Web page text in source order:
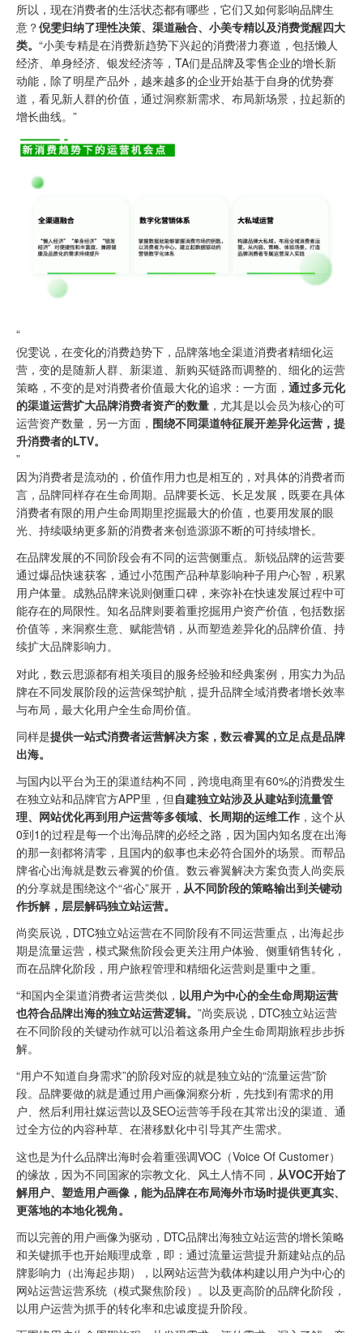
所以，现在消费者的生活状态都有哪些，它们又如何影响品牌生
意？倪雯归纳了理性决策、渠道融合、小美专精以及消费觉醒四大
类。 “小美专精是在消费新趋势下兴起的消费潜力赛道，包括懒人
经济、单身经济、银发经济等，TA们是品牌及零售企业的增长新
动能，除了明星产品外，越来越多的企业开始基于自身的优势赛
道，看见新人群的价值，通过洞察新需求、布局新场景，拉起新的
增长曲线。”
“
倪雯说，在变化的消费趋势下，品牌落地全渠道消费者精细化运
营，变的是随新人群、新渠道、新购买链路而调整的、细化的运营
策略，不变的是对消费者价值最大化的追求：一方面， 通过多元化
的渠道运营扩大品牌消费者资产的数量 ，尤其是以会员为核心的可
运营资产数量，另一方面， 围绕不同渠道特征展开差异化运营，提
升消费者的LTV。
”
因为消费者是流动的，价值作用力也是相互的，对具体的消费者而
言，品牌同样存在生命周期。品牌要长远、长足发展，既要在具体
消费者有限的用户生命周期里挖掘最大的价值，也要用发展的眼
光、持续吸纳更多新的消费者来创造源源不断的可持续增长。
在品牌发展的不同阶段会有不同的运营侧重点。新锐品牌的运营要
通过爆品快速获客，通过小范围产品种草影响种子用户心智，积累
用户体量。成熟品牌来说则侧重口碑，来弥补在快速发展过程中可
能存在的局限性。知名品牌则要着重挖掘用户资产价值，包括数据
价值等，来洞察生意、赋能营销，从而塑造差异化的品牌价值、持
续扩大品牌影响力。
对此，数云思源都有相关项目的服务经验和经典案例，用实力为品
牌在不同发展阶段的运营保驾护航，提升品牌全域消费者增长效率
与布局，最大化用户全生命周价值。
同样是提供一站式消费者运营解决方案，数云睿翼的立足点是品牌
出海。
与国内以平台为王的渠道结构不同，跨境电商里有60%的消费发生
在独立站和品牌官方APP里，但自建独立站涉及从建站到流量管
理、网站优化再到用户运营等多领域、长周期的运维工作 ，这个从
0到1的过程是每一个出海品牌的必经之路，因为国内知名度在出海
的那一刻都将清零，且国内的叙事也未必符合国外的场景。而帮品
牌省心出海就是数云睿翼的价值。数云睿翼解决方案负责人尚奕辰
的分享就是围绕这个“省心”展开， 从不同阶段的策略输出到关键动
作拆解，层层解码独立站运营。
尚奕辰说，DTC独立站运营在不同阶段有不同运营重点，出海起步
期是流量运营，模式聚焦阶段会更关注用户体验、侧重销售转化，
而在品牌化阶段，用户旅程管理和精细化运营则是重中之重。
“和国内全渠道消费者运营类似， 以用户为中心的全生命周期运营
也符合品牌出海的独立站运营逻辑。 ”尚奕辰说，DTC独立站运营
在不同阶段的关键动作就可以沿着这条用户全生命周期旅程步步拆
解。
“用户不知道自身需求”的阶段对应的就是独立站的“流量运营”阶
段。品牌要做的就是通过用户画像洞察分析，先找到有需求的用
户、然后利用社媒运营以及SEO运营等手段在其常出没的渠道、通
过全方位的内容种草、在潜移默化中引导其产生需求。
这也是为什么品牌出海时会着重强调VOC（Voice Of Customer）
的缘故，因为不同国家的宗教文化、风土人情不同， 从VOC开始了
解用户、塑造用户画像，能为品牌在布局海外市场时提供更真实、
更落地的本地化视角。
而以完善的用户画像为驱动，DTC品牌出海独立站运营的增长策略
和关键抓手也开始顺理成章，即：通过流量运营提升新建站点的品
牌影响力（出海起步期），以网站运营为载体构建以用户为中心的
网站运营运营系统（模式聚焦阶段）。以及更高阶的品牌化阶段，
以用户运营为抓手的转化率和忠诚度提升阶段。